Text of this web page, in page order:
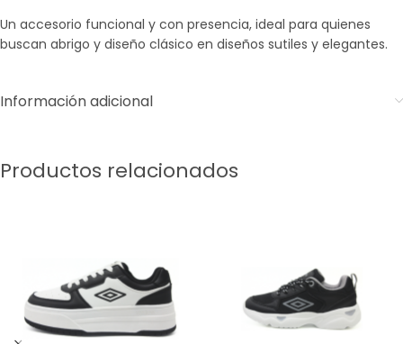
Un accesorio funcional y con presencia, ideal para quienes
buscan abrigo y diseño clásico en diseños sutiles y elegantes.
Información adicional
Productos relacionados